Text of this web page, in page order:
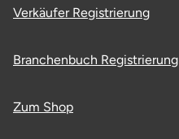
Verkäufer Registrierung
Branchenbuch Registrierung
Zum Shop